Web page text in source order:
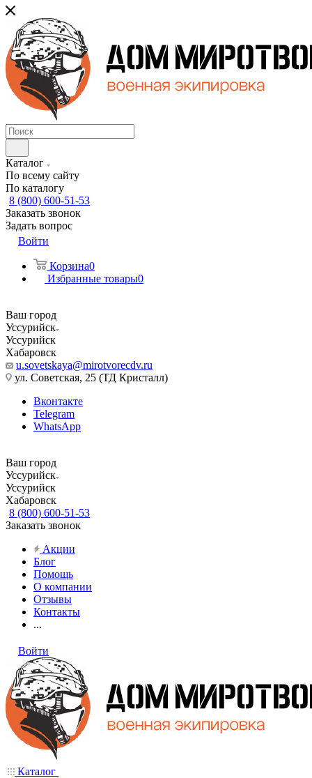
Каталог
По всему сайту
По каталогу
8 (800) 600-51-53
Заказать звонок
Задать вопрос
Войти
Корзина0
Избранные товары0
Ваш город
Уссурийск
Уссурийск
Хабаровск
u.sovetskaya@mirotvorecdv.ru
ул. Советская, 25 (ТД Кристалл)
Вконтакте
Telegram
WhatsApp
Ваш город
Уссурийск
Уссурийск
Хабаровск
8 (800) 600-51-53
Заказать звонок
Акции
Блог
Помощь
О компании
Отзывы
Контакты
...
Войти
Каталог